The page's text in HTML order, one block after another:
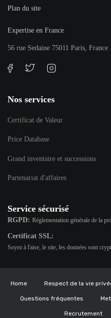
Plan du site
Expertise en France
56 rue Sedaine 75011 Paris, France
Nos services
Certificat de Valeur
Price Database
Grand inventaire et successions
Partenariat d'affaires
Service sécurisé
RGPD: Réglementation générale de la
Certificat SSL:
Soyez à l'aise, le site, les données sont
Home Respect de la vie
Questions fréquentes
Recrutement